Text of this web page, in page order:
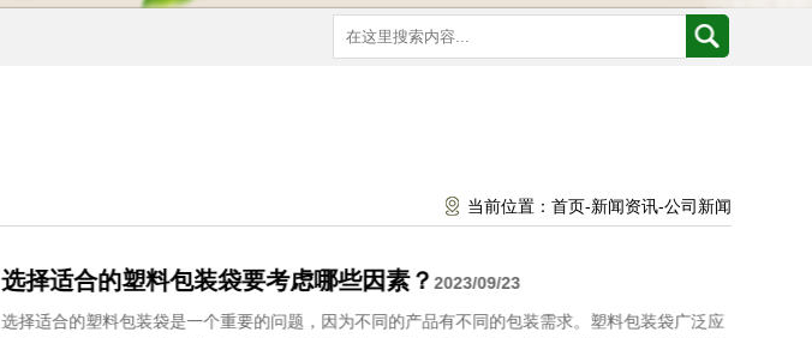
当前位置： 首页-新闻资讯-公司新闻
巧用塑料袋五种方法可以提高使用率？2023/11/07
一、清洁白衣服。1、 Clean white clothes 夏天，烦人的事情应该是清洁白色的衣服。因为这种衣